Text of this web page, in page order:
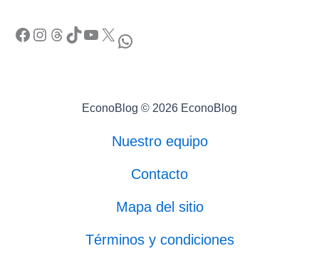
Facebook Instagram Threads TikTok YouTube X WhatsApp
EconoBlog © 2026 EconoBlog
Nuestro equipo
Contacto
Mapa del sitio
Términos y condiciones